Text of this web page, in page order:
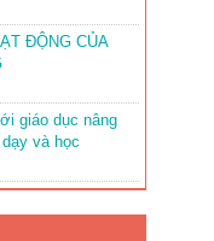
Võ Văn
dục nhân dịp
giáo dục trên địa
trong công tác
cho năm học
ĐỘNG CỦA
giáo dục nâng
và học